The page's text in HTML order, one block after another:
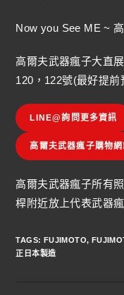
Now you See ME ~
高爾夫武器瘋子大直
120，122號(最好提前
LINE@詢問更多資訊
高爾夫武器瘋子購物網
高爾夫武器瘋子所有
桿附近放上代表武器
TAGS: FUJIMOTO,
正日本製造